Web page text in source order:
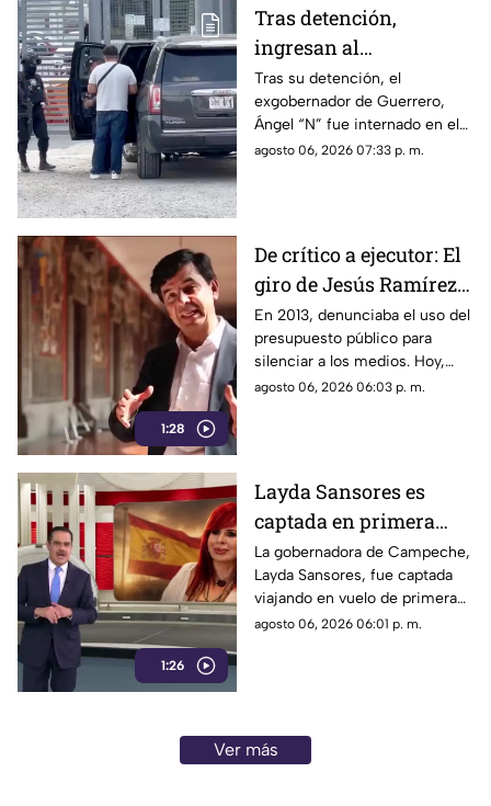
Tras detención,
ingresan al
exgobernador Ángel
"N" al penal del
Altiplano
Tras su detención, el
exgobernador de Guerrero,
Ángel “N” fue internado en el
penal del Altiplano; esto es lo
agosto 06, 2026 07:33 p. m.
1:28
De crítico a ejecutor: El
giro de Jesús Ramírez
Cuevas sobre la
censura y la publicidad
oficial
En 2013, denunciaba el uso del
presupuesto público para
silenciar a los medios. Hoy,
Jesús Ramírez Cuevas es
agosto 06, 2026 06:03 p. m.
1:26
Layda Sansores es
captada en primera
clase rumbo a España
junto a la directora del
DIF
La gobernadora de Campeche,
Layda Sansores, fue captada
viajando en vuelo de primera
clase con destino a España en
agosto 06, 2026 06:01 p. m.
Ver más